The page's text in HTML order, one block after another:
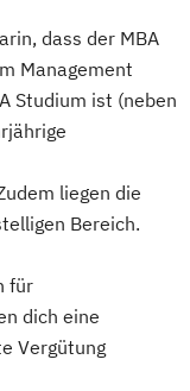
dass der MBA
Management
Studium ist (neben
liegen die
Bereich.
für
dich eine
Vergütung